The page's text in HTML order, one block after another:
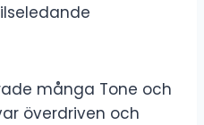
många Tone och
överdriven och